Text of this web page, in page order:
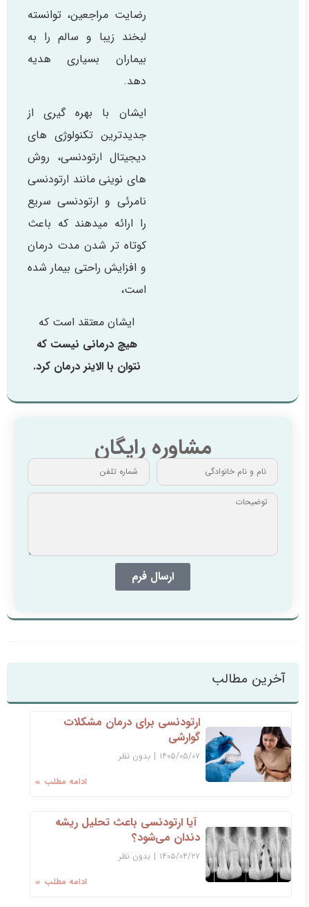
رضایت مراجعین، توانسته
لبخند زیبا و سالم را به
بیماران بسیاری هدیه
دهد.
ایشان با بهره گیری از
جدیدترین تکنولوژی های
دیجیتال ارتودنسی، روش
های نوینی مانند ارتودنسی
نامرئی و ارتودنسی سریع
را ارائه میدهند که باعث
کوتاه تر شدن مدت درمان
و افزایش راحتی بیمار شده
است،
ایشان معتقد است که
هیچ درمانی نیست که
نتوان با الاینر درمان کرد.
مشاوره رایگان
ارسال فرم
آخرین مطالب
ارتودنسی برای درمان مشکلات
گوارشی
۱۴۰۵/۰۵/۰۷ | بدون نظر
ادامه مطلب
آیا ارتودنسی باعث تحلیل ریشه
دندان می‌شود؟
۱۴۰۵/۰۴/۲۷ | بدون نظر
ادامه مطلب